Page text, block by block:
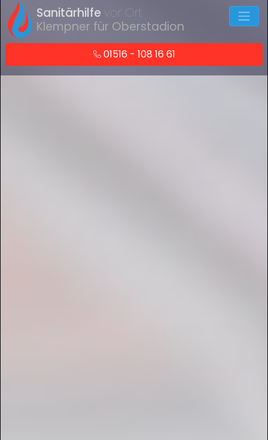
Sanitärhilfe vor Ort
Klempner für Oberstadion
01516 - 108 16 61